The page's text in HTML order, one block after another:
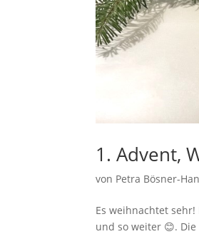
1. Advent,
von Petra Bösner-
Es weihnachtet
und so weiter 😊.